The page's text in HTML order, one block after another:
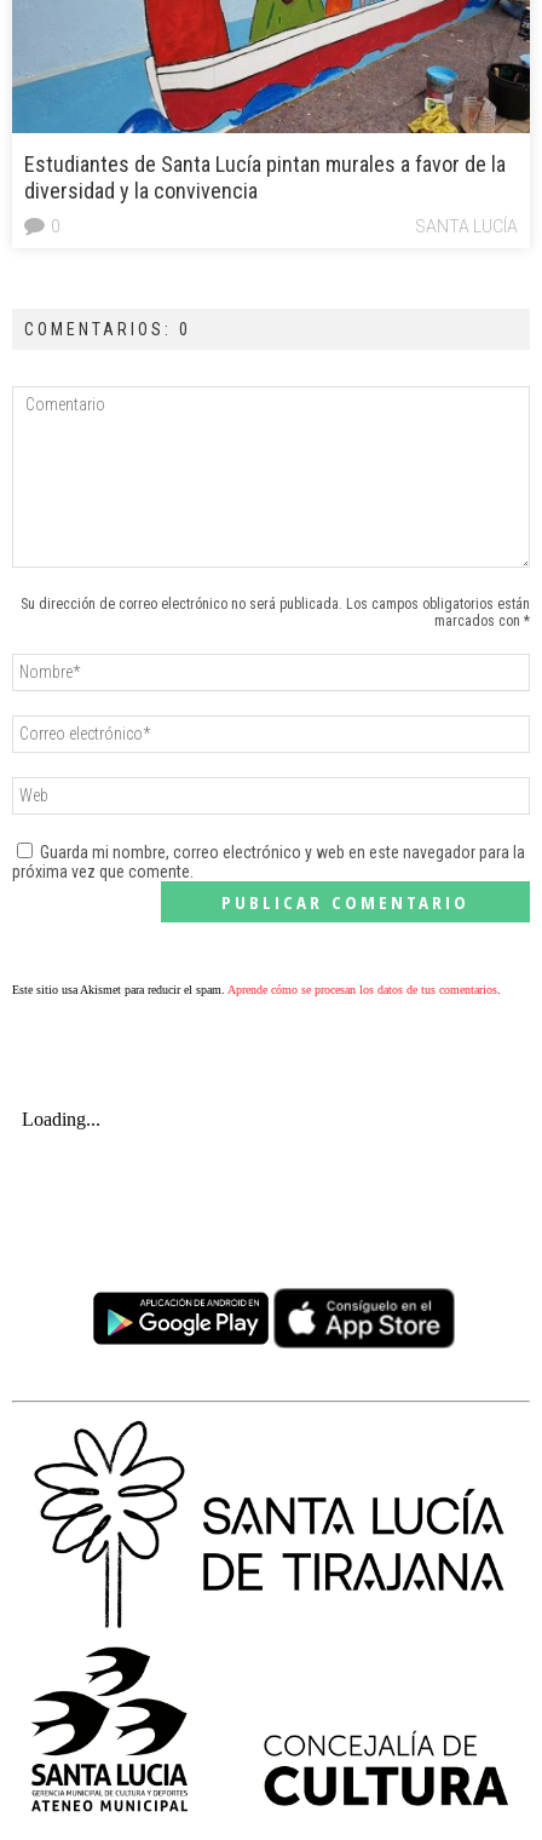
Estudiantes de Santa Lucía pintan murales a favor de la
diversidad y la convivencia
SANTA LUCÍA
0
COMENTARIOS: 0
Su dirección de correo electrónico no será publicada. Los campos obligatorios están
marcados con *
Guarda mi nombre, correo electrónico y web en este navegador para la
próxima vez que comente.
Este sitio usa Akismet para reducir el spam. Aprende cómo se procesan los datos de tus comentarios